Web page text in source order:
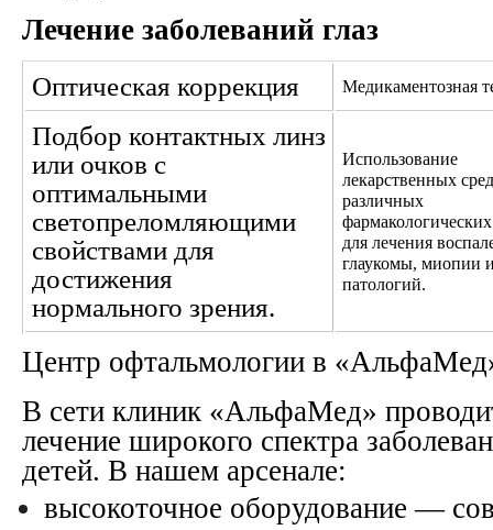
Лечение заболеваний глаз
Оптическая коррекция Медикаментозная
Подбор контактных линз
или очков с
оптимальными
светопреломляющими
свойствами для
достижения
нормального зрения.
Использование
лекарственных
различных
для лечения
глаукомы, миопии
патологий.
Центр офтальмологии в
В сети клиник «АльфаМед»
лечение широкого спектра
детей. В нашем арсенале:
высокоточное оборудование —